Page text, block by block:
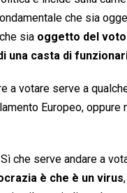
che sia
sia oggetto del
una casta di
a votare serve a
Europeo, oppure
che serve andare a
è che è un virus